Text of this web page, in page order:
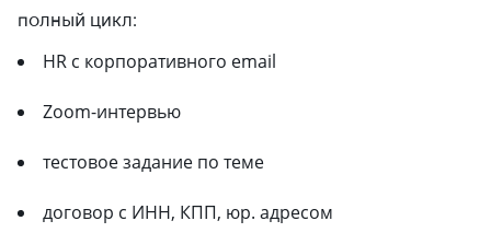
полный цикл:
HR с корпоративного email
Zoom-интервью
тестовое задание по теме
договор с ИНН, КПП, юр. адресом